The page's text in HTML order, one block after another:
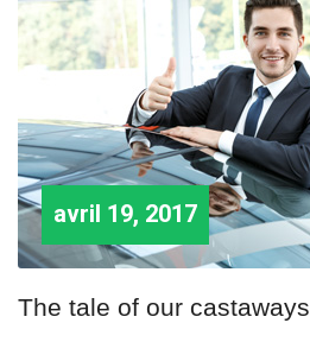
avril 19, 2017
The tale of our castaways